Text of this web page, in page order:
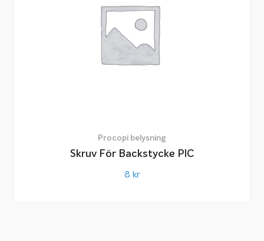
Procopi belysning
Skruv För Backstycke PIC
8 kr